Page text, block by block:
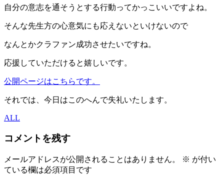
自分の意志を通そうとする行動ってかっこいいですよね。
そんな先生方の心意気にも応えないといけないので
なんとかクラファン成功させたいですね。
応援していただけると嬉しいです。
公開ページはこちらです。
それでは、今日はこのへんで失礼いたします。
ALL
コメントを残す
メールアドレスが公開されることはありません。 ※ が付い
ている欄は必須項目です